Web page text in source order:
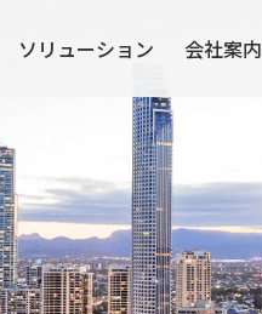
ソリューション 会社案内